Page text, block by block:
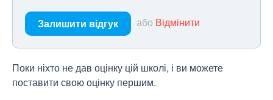
Залишити відгук або Відмінити
Поки ніхто не дав оцінку цій школі, і ви можете
поставити свою оцінку першим.